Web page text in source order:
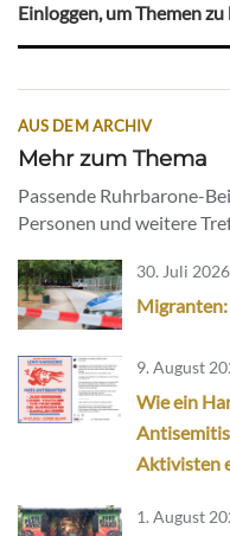
Einloggen, um Themen
AUS DEM ARCHIV
Mehr zum Thema
Passende Ruhrbarone-
Personen und weitere
30. Juli
9. August
Wie ein
Aktivisten
1. August